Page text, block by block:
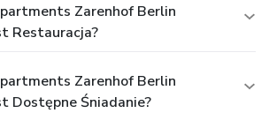
Zarenhof Berlin
Restauracja?
Zarenhof Berlin
Dostępne Śniadanie?